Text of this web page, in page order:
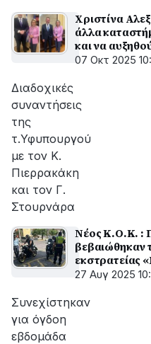
Χριστίνα
άλλα
και να
07 Οκτ 2025
Διαδοχικές
συναντήσεις
της
τ.Υφυπουργού
με τον Κ.
Πιερρακάκη
και τον Γ.
Στουρνάρα
Νέος Κ.Ο.Κ. :
βεβαιώθηκαν
εκστρατείας
χρήση
27 Αυγ 2025
Συνεχίστηκαν
για όγδοη
εβδομάδα